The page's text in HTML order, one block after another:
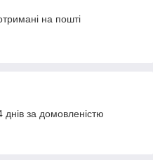
на пошті
за домовленістю